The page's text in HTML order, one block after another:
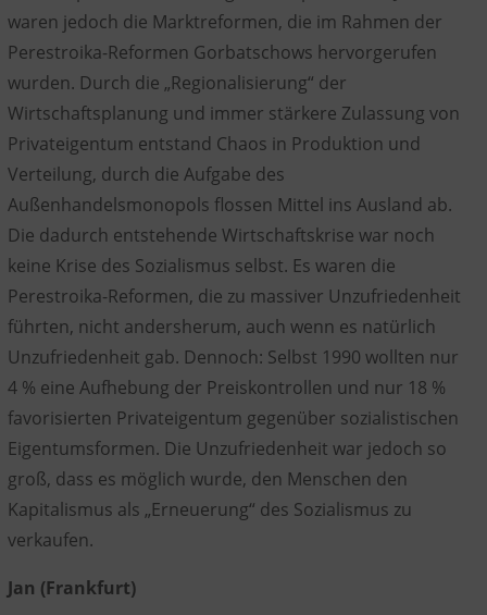
waren jedoch die Marktreformen, die im Rahmen der
Perestroika-Reformen Gorbatschows hervorgerufen
wurden. Durch die „Regionalisierung“ der
Wirtschaftsplanung und immer stärkere Zulassung von
Privateigentum entstand Chaos in Produktion und
Verteilung, durch die Aufgabe des
Außenhandelsmonopols flossen Mittel ins Ausland ab.
Die dadurch entstehende Wirtschaftskrise war noch
keine Krise des Sozialismus selbst. Es waren die
Perestroika-Reformen, die zu massiver Unzufriedenheit
führten, nicht andersherum, auch wenn es natürlich
Unzufriedenheit gab. Dennoch: Selbst 1990 wollten nur
4 % eine Aufhebung der Preiskontrollen und nur 18 %
favorisierten Privateigentum gegenüber sozialistischen
Eigentumsformen. Die Unzufriedenheit war jedoch so
groß, dass es möglich wurde, den Menschen den
Kapitalismus als „Erneuerung“ des Sozialismus zu
verkaufen.
Jan (Frankfurt)